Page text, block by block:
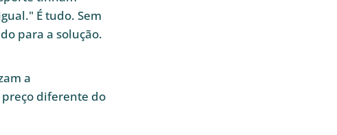
É tudo. Sem
para a solução.
a
diferente do